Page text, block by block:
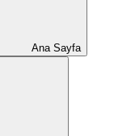
Ana Sayfa